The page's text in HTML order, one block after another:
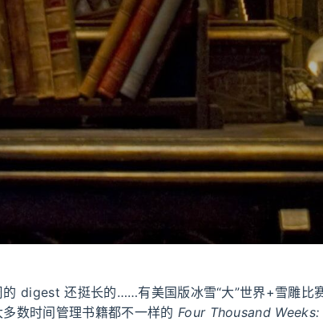
digest 还挺长的……有美国版冰雪“大”世界+雪雕比
数时间管理书籍都不一样的 Four Thousand